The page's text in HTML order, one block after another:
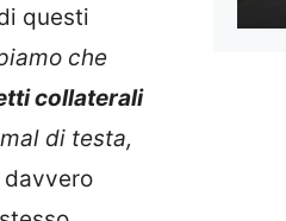
questi
che
collaterali
di testa,
davvero